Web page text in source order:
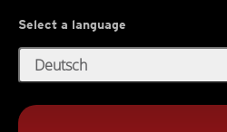
Select a language
Deutsch